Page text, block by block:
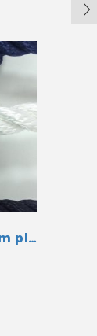
Konop sukani 14 mm plavi